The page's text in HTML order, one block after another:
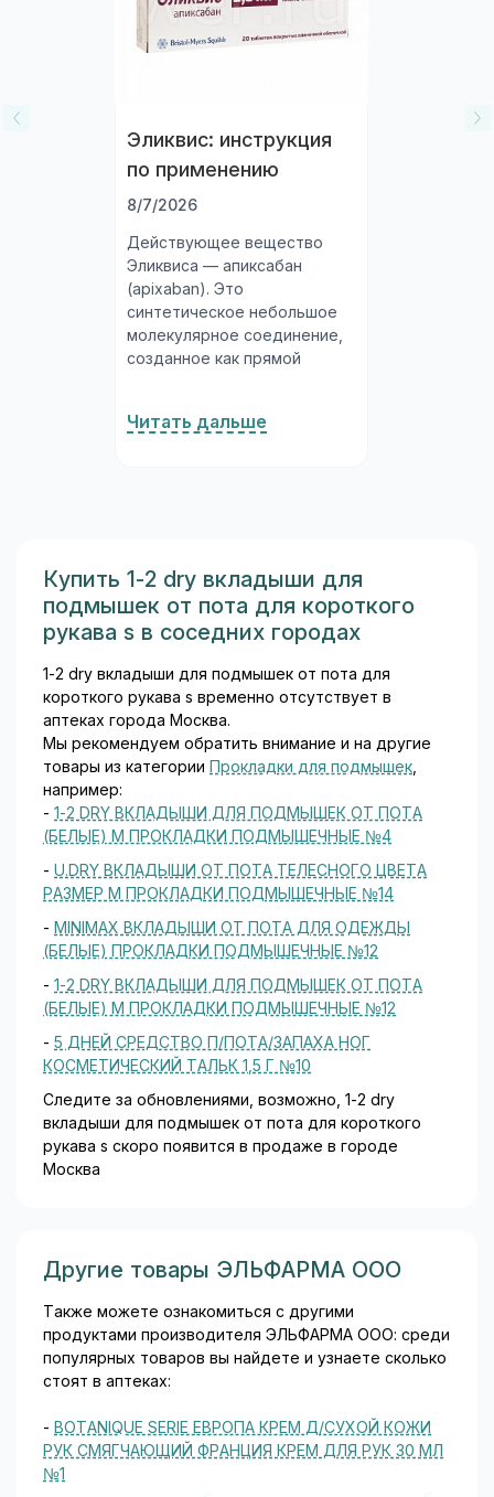
Эликвис: инструкция
по применению
8/7/2026
Действующее вещество
Эликвиса — апиксабан
(apixaban). Это
синтетическое небольшое
молекулярное соединение,
созданное как прямой
Апиксабан разработан
Читать дальше
Купить 1-2 dry вкладыши для
подмышек от пота для короткого
рукава s в соседних городах
1-2 dry вкладыши для подмышек от пота для
короткого рукава s временно отсутствует в
аптеках города Москва.
Мы рекомендуем обратить внимание и на другие
товары из категории Прокладки для подмышек
например:
- 1-2 DRY ВКЛАДЫШИ ДЛЯ ПОДМЫШЕК ОТ ПОТА
(БЕЛЫЕ) M ПРОКЛАДКИ ПОДМЫШЕЧНЫЕ №4
- U.DRY ВКЛАДЫШИ ОТ ПОТА ТЕЛЕСНОГО ЦВЕТА
РАЗМЕР M ПРОКЛАДКИ ПОДМЫШЕЧНЫЕ №14
- MINIMAX ВКЛАДЫШИ ОТ ПОТА ДЛЯ ОДЕЖДЫ
(БЕЛЫЕ) ПРОКЛАДКИ ПОДМЫШЕЧНЫЕ №12
- 1-2 DRY ВКЛАДЫШИ ДЛЯ ПОДМЫШЕК ОТ ПОТА
(БЕЛЫЕ) M ПРОКЛАДКИ ПОДМЫШЕЧНЫЕ №12
- 5 ДНЕЙ СРЕДСТВО П/ПОТА/ЗАПАХА НОГ
КОСМЕТИЧЕСКИЙ ТАЛЬК 1,5 Г №10
Следите за обновлениями, возможно, 1-2 dry
вкладыши для подмышек от пота для короткого
рукава s скоро появится в продаже в городе
Москва
Другие товары ЭЛЬФАРМА ООО
Также можете ознакомиться с другими
продуктами производителя ЭЛЬФАРМА ООО: среди
популярных товаров вы найдете и узнаете сколько
стоят в аптеках:
- BOTANIQUE SERIE ЕВРОПА КРЕМ Д/СУХОЙ КОЖИ
РУК СМЯГЧАЮЩИЙ ФРАНЦИЯ КРЕМ ДЛЯ РУК 30 МЛ
№1